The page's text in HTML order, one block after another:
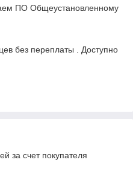
ПО Общеустановленному
без переплаты . Доступно
за счет покупателя